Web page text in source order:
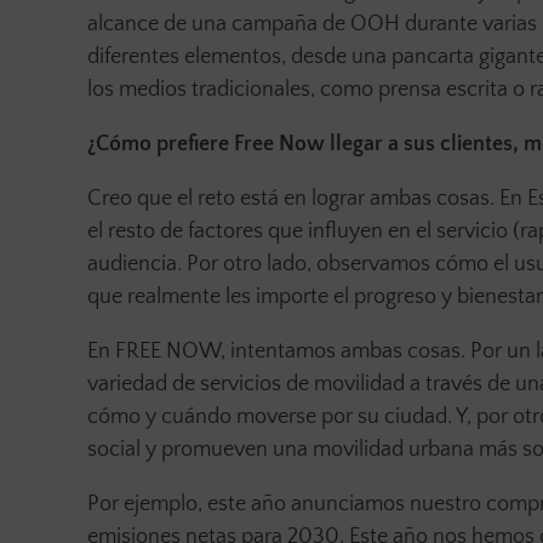
alcance de una campaña de OOH durante
diferentes elementos, desde una pancarta
los medios tradicionales, como prensa escrita o
¿Cómo prefiere Free Now llegar a sus clientes,
Creo que el reto está en lograr ambas cosas. En
el resto de factores que influyen en el servicio
audiencia. Por otro lado, observamos cómo el
que realmente les importe el progreso y
En FREE NOW, intentamos ambas cosas. Por
variedad de servicios de movilidad a través de
cómo y cuándo moverse por su ciudad. Y, por
social y promueven una movilidad urbana más
Por ejemplo, este año anunciamos nuestro
emisiones netas para 2030. Este año nos